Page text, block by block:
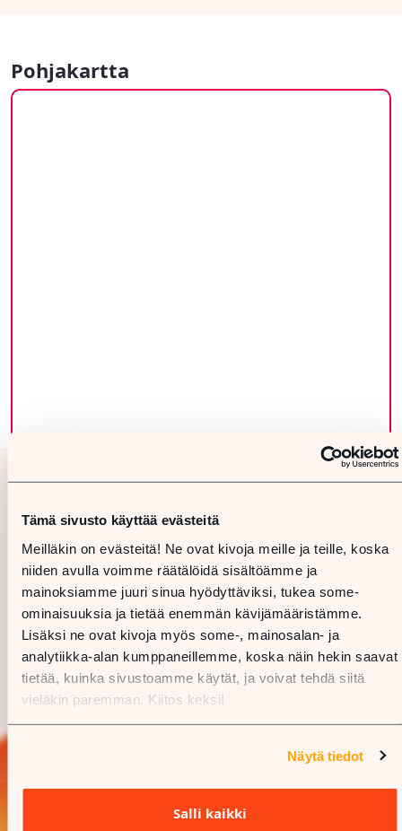
Tämä sivusto käyttää evästeitä
Meilläkin on evästeitä! Ne ovat kivoja meille ja teille, koska
niiden avulla voimme räätälöidä sisältöämme ja
mainoksiamme juuri sinua hyödyttäviksi, tukea some-
ominaisuuksia ja tietää enemmän kävijämääristämme.
Lisäksi ne ovat kivoja myös some-, mainosalan- ja
analytiikka-alan kumppaneillemme, koska näin hekin saavat
tietää, kuinka sivustoamme käytät, ja voivat tehdä siitä
vieläkin paremman. Kiitos keksi!
Näytä tiedot
Salli kaikki
Pohjakartta